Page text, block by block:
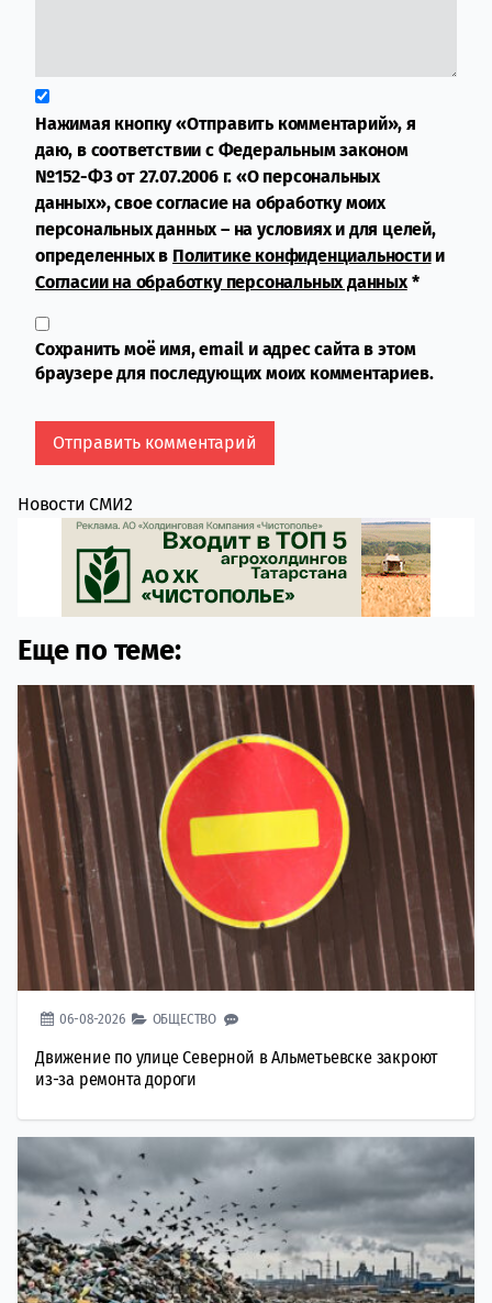
Нажимая кнопку «Отправить комментарий», я
даю, в соответствии с Федеральным законом
№152-ФЗ от 27.07.2006 г. «О персональных
данных», свое согласие на обработку моих
персональных данных – на условиях и для целей,
определенных в Политике конфиденциальностии
Согласии на обработку персональных данных*
Сохранить моё имя, email и адрес сайта в этом
браузере для последующих моих комментариев.
Новости СМИ2
Еще по теме:
06-08-2026 ОБЩЕСТВО
Движение по улице Северной в Альметьевске закроют
из-за ремонта дороги